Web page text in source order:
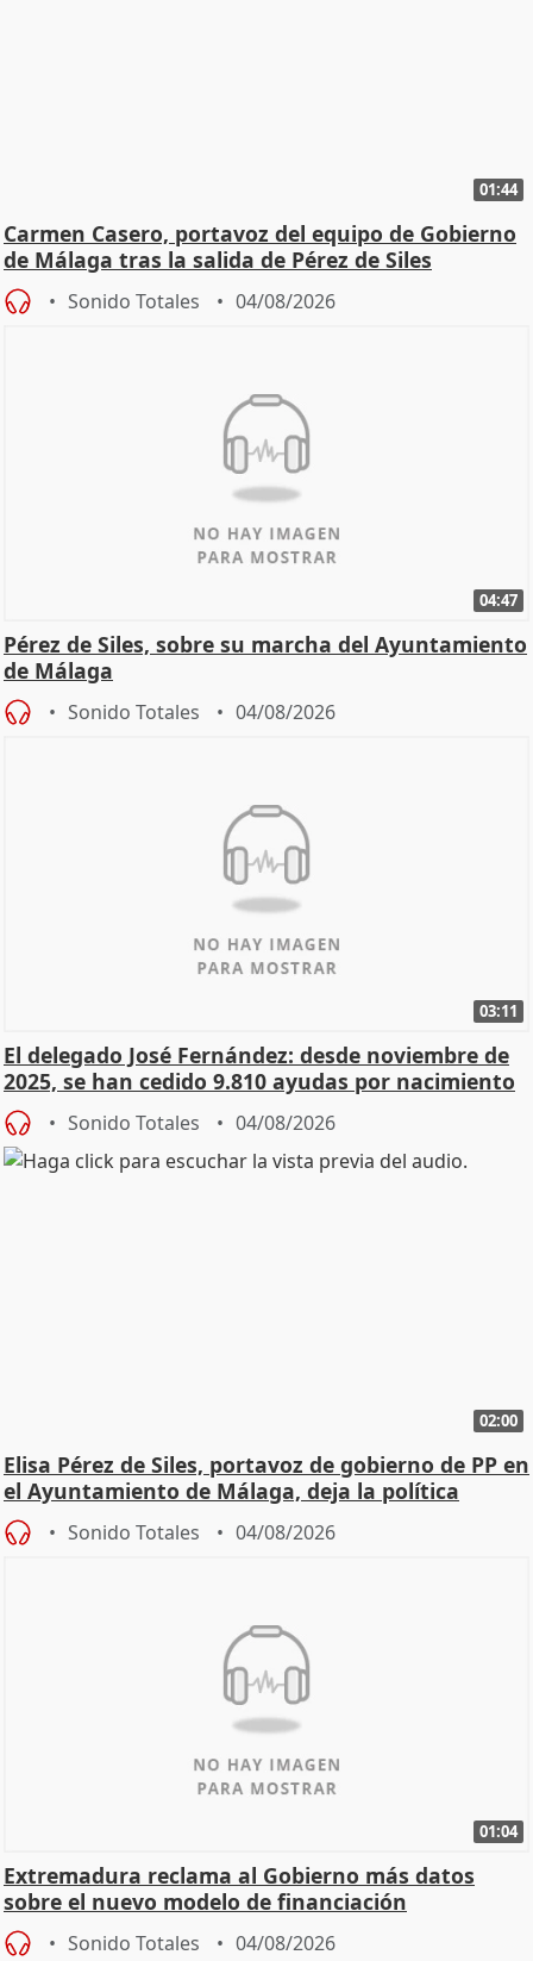
01:44
Carmen Casero, portavoz del equipo de Gobierno
de Málaga tras la salida de Pérez de Siles
Sonido Totales 04/08/2026
04:47
Pérez de Siles, sobre su marcha del Ayuntamiento
de Málaga
Sonido Totales 04/08/2026
03:11
El delegado José Fernández: desde noviembre de
2025, se han cedido 9.810 ayudas por nacimiento
Sonido Totales 04/08/2026
02:00
Elisa Pérez de Siles, portavoz de gobierno de PP en
el Ayuntamiento de Málaga, deja la política
Sonido Totales 04/08/2026
01:04
Extremadura reclama al Gobierno más datos
sobre el nuevo modelo de financiación
Sonido Totales 04/08/2026